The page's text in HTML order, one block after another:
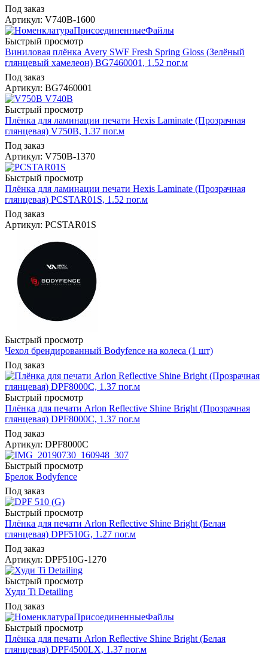
Под заказ
Артикул: V740B-1600
Быстрый просмотр
Виниловая плёнка Avery SWF Fresh Spring Gloss (Зелёный
глянцевый хамелеон) BG7460001, 1.52 пог.м
Под заказ
Артикул: BG7460001
Быстрый просмотр
Плёнка для ламинации печати Hexis Laminate (Прозрачная
глянцевая) V750B, 1.37 пог.м
Под заказ
Артикул: V750B-1370
Быстрый просмотр
Плёнка для ламинации печати Hexis Laminate (Прозрачная
глянцевая) PCSTAR01S, 1.52 пог.м
Под заказ
Артикул: PCSTAR01S
Быстрый просмотр
Чехол брендированный Bodyfence на колеса (1 шт)
Под заказ
Быстрый просмотр
Плёнка для печати Arlon Reflective Shine Bright (Прозрачная
глянцевая) DPF8000C, 1.37 пог.м
Под заказ
Артикул: DPF8000C
Быстрый просмотр
Брелок Bodyfence
Под заказ
Быстрый просмотр
Плёнка для печати Arlon Reflective Shine Bright (Белая
глянцевая) DPF510G, 1.27 пог.м
Под заказ
Артикул: DPF510G-1270
Быстрый просмотр
Худи Ti Detailing
Под заказ
Быстрый просмотр
Плёнка для печати Arlon Reflective Shine Bright (Белая
глянцевая) DPF4500LX, 1.37 пог.м